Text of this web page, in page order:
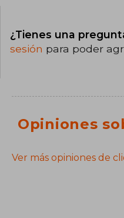
¿Tienes una
sesión para poder
Opiniones
Ver más opiniones de